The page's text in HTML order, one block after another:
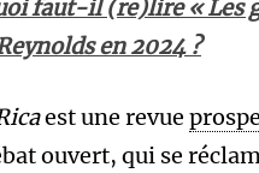
faut-il (re)lire « Les
en 2024 ?
est une revue
ouvert, qui se